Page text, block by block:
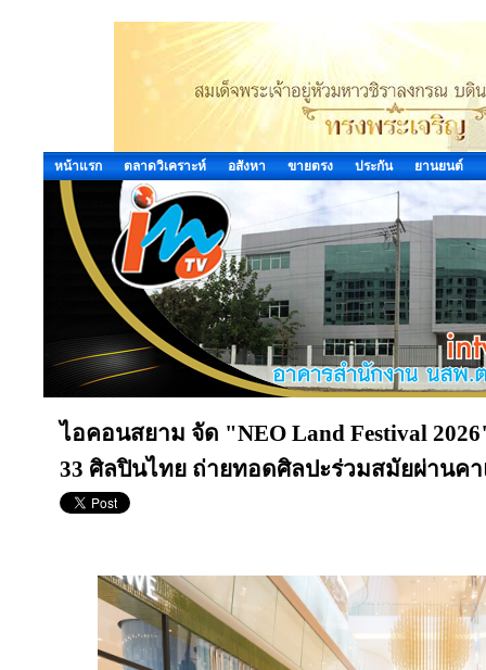
หน้าแรก ตลาดวิเคราะห์ อสังหา ขายตรง ประกัน ยานยนต์
ไอคอนสยาม จัด "NEO Land Festival
33 ศิลปินไทย ถ่ายทอดศิลปะร่วมสมัยผ่านคา